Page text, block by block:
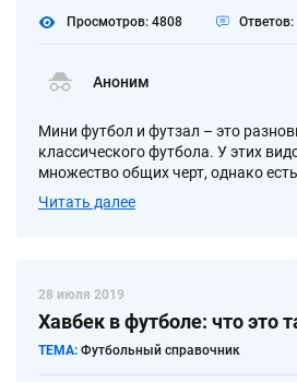
Просмотров: 4808 Ответов:
Аноним
Мини футбол и футзал – это
классического футбола. У этих
множество общих черт, однако
Читать далее
28 июля 2019
Хавбек в футболе: что это
ТЕМА: Футбольный справочник